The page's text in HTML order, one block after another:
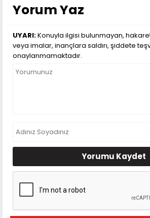
Yorum Yaz
UYARI:Konuyla ilgisi bulunmayan,
veya imalar, inançlara saldırı, şiddete
onaylanmamaktadır.
Yorumu Kaydet